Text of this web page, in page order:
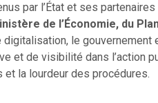
par l’État et ses
de l’Économie, du
digitalisation, le gouvernement
et de visibilité dans l’action
la lourdeur des procédures.